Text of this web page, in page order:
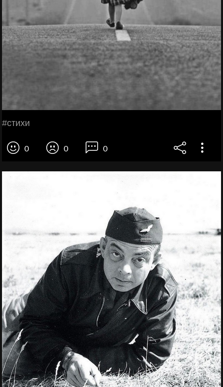
#стихи
0 0 0